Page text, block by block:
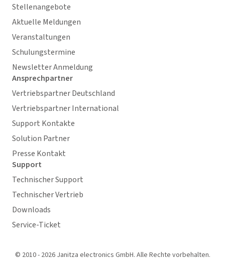
Stellenangebote
Aktuelle Meldungen
Veranstaltungen
Schulungstermine
Newsletter Anmeldung
Ansprechpartner
Vertriebspartner Deutschland
Vertriebspartner International
Support Kontakte
Solution Partner
Presse Kontakt
Support
Technischer Support
Technischer Vertrieb
Downloads
Service-Ticket
© 2010 - 2026 Janitza electronics GmbH. Alle Rechte vorbehalten.